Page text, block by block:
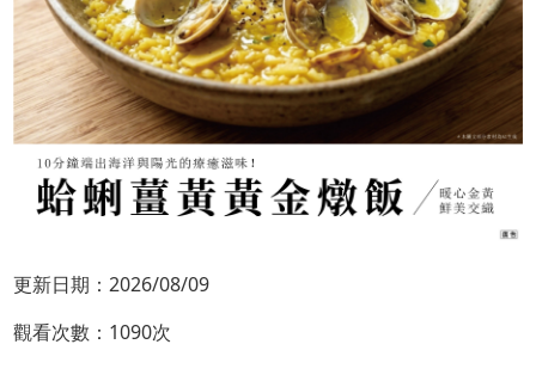
更新日期：2026/08/09
觀看次數：1090次